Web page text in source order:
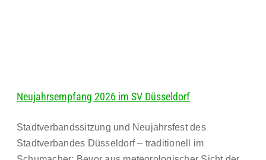
Neujahrsempfang 2026 im SV Düsseldorf
Stadtverbandssitzung und Neujahrsfest des
Stadtverbandes Düsseldorf – traditionell im